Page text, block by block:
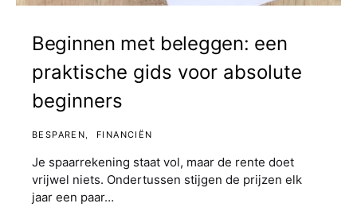
Beginnen met beleggen: een
praktische gids voor absolute
beginners
BESPAREN FINANCIËN
Je spaarrekening staat vol, maar de rente doet
vrijwel niets. Ondertussen stijgen de prijzen elk
jaar een paar…